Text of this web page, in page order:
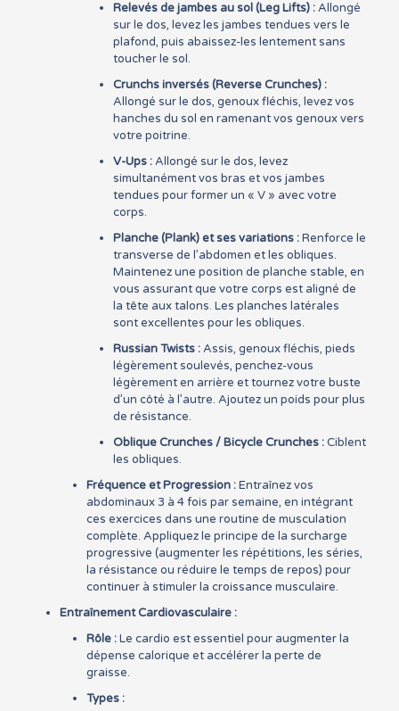
Relevés de jambes au sol (Leg Lifts) :Allongé
sur le dos, levez les jambes tendues vers le
plafond, puis abaissez-les lentement sans
toucher le sol.
Crunchs inversés (Reverse Crunches) :
Allongé sur le dos, genoux fléchis, levez vos
hanches du sol en ramenant vos genoux vers
votre poitrine.
V-Ups :Allongé sur le dos, levez
simultanément vos bras et vos jambes
tendues pour former un « V » avec votre
corps.
Planche (Plank) et ses variations :Renforce le
transverse de l’abdomen et les obliques.
Maintenez une position de planche stable, en
vous assurant que votre corps est aligné de
la tête aux talons. Les planches latérales
sont excellentes pour les obliques.
Russian Twists :Assis, genoux fléchis, pieds
légèrement soulevés, penchez-vous
légèrement en arrière et tournez votre buste
d’un côté à l’autre. Ajoutez un poids pour plus
de résistance.
Oblique Crunches / Bicycle Crunches :Ciblent
les obliques.
Fréquence et Progression :Entraînez vos
abdominaux 3 à 4 fois par semaine, en intégrant
ces exercices dans une routine de musculation
complète. Appliquez le principe de la surcharge
progressive (augmenter les répétitions, les séries,
la résistance ou réduire le temps de repos) pour
continuer à stimuler la croissance musculaire.
Entraînement Cardiovasculaire :
Rôle :Le cardio est essentiel pour augmenter la
dépense calorique et accélérer la perte de
graisse.
Types :